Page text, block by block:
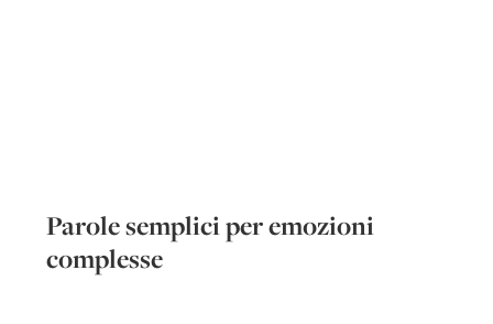
Parole semplici per emozioni
complesse